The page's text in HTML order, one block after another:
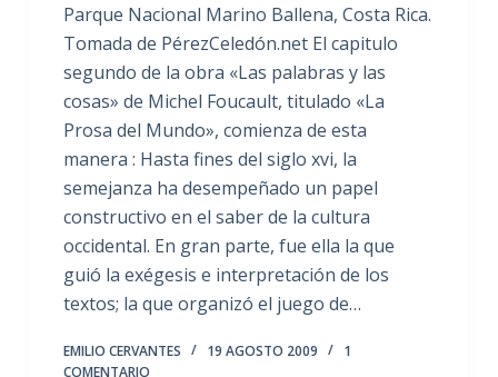
Parque Nacional Marino Ballena, Costa Rica.
Tomada de PérezCeledón.net El capitulo
segundo de la obra «Las palabras y las
cosas» de Michel Foucault, titulado «La
Prosa del Mundo», comienza de esta
manera : Hasta fines del siglo xvi, la
semejanza ha desempeñado un papel
constructivo en el saber de la cultura
occidental. En gran parte, fue ella la que
guió la exégesis e interpretación de los
textos; la que organizó el juego de…
EMILIO CERVANTES 19 AGOSTO 2009
1
COMENTARIO